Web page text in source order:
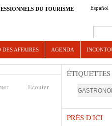
Español
DU TOURISME
AFFAIRES AGENDA
Écouter
ÉTIQUETTES
PRÈS D'ICI